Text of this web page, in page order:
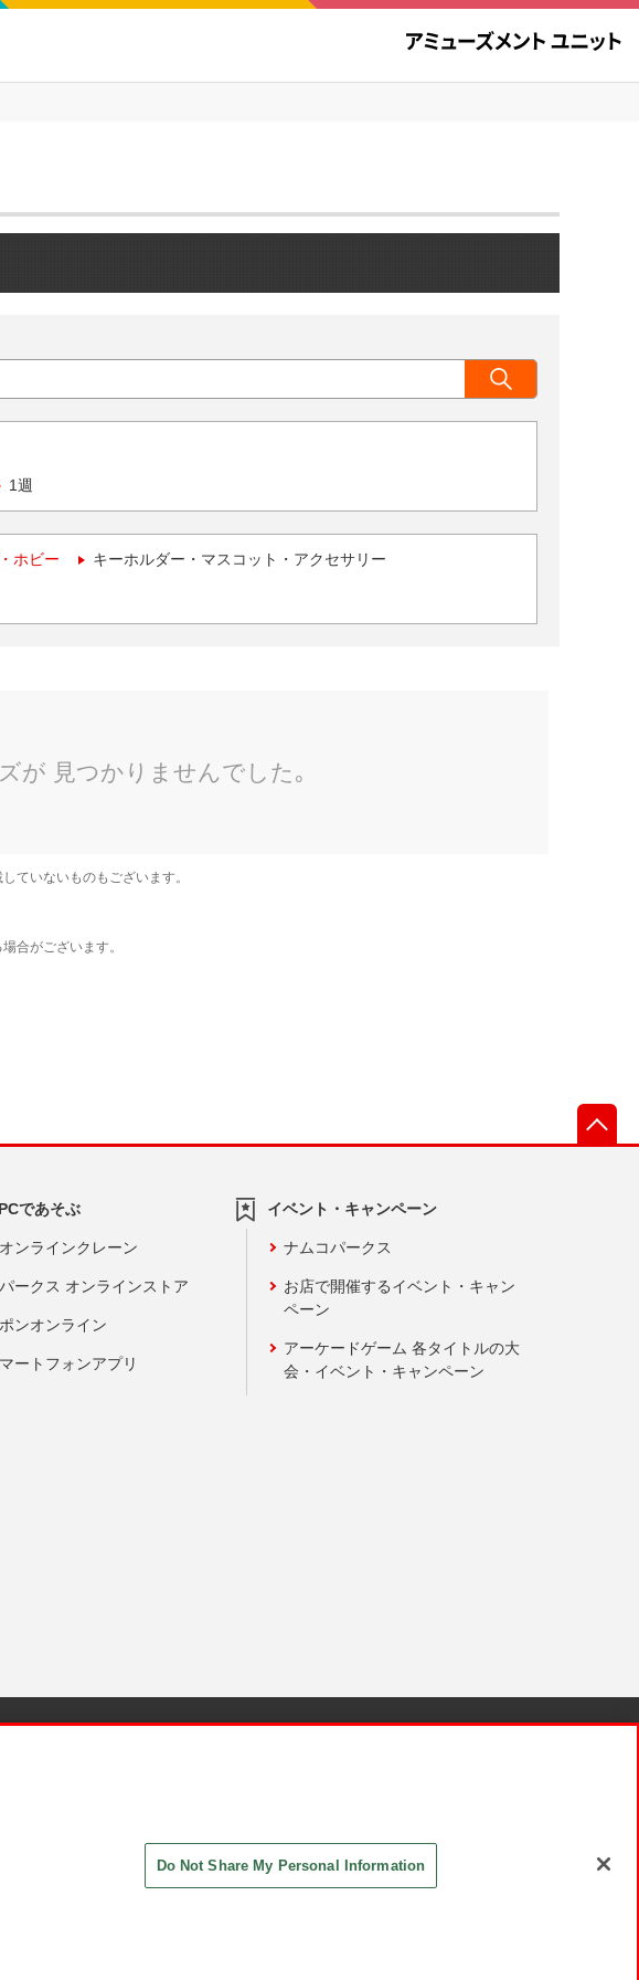
1週
ホビー キーホルダー・マスコット・アクセサリー
であそぶ
ンラインクレーン
ークス オンラインストア
ンオンライン
ートフォンアプリ
イベント・キャンペーン
ナムコパークス
お店で開催するイベント・キャン
ペーン
アーケードゲーム 各タイトルの大
会・イベント・キャンペーン
Do Not Share My Personal Information